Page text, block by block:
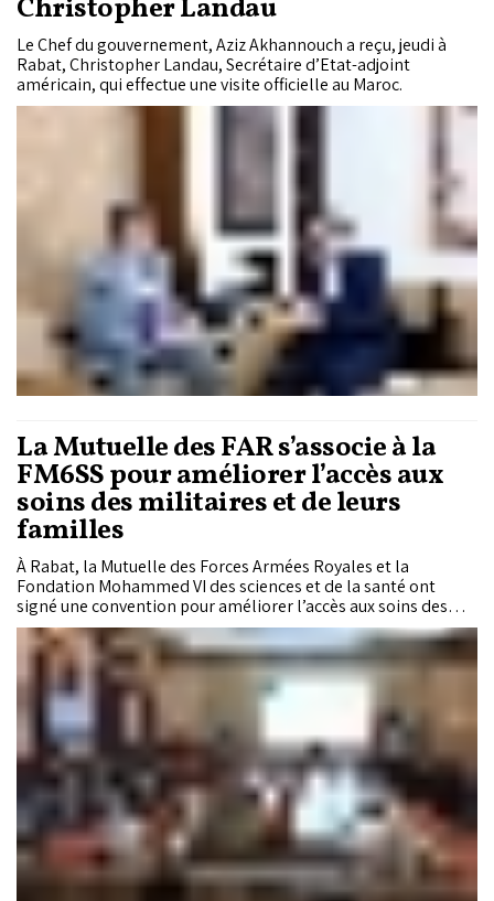
Christopher Landau
Le Chef du gouvernement, Aziz Akhannouch a reçu, jeudi à
Rabat, Christopher Landau, Secrétaire d’Etat-adjoint
américain, qui effectue une visite officielle au Maroc.
La Mutuelle des FAR s’associe à la
FM6SS pour améliorer l’accès aux
soins des militaires et de leurs
familles
À Rabat, la Mutuelle des Forces Armées Royales et la
Fondation Mohammed VI des sciences et de la santé ont
signé une convention pour améliorer l’accès aux soins des
militaires et de leurs familles. En parallèle, les Forces Armées
Royales annoncent des mesures en faveur des retraités et des
veuves, portant sur le logement et les pensions. Ces décisions
visent à améliorer leurs conditions de vie dans le cadre de la
généralisation de la protection sociale.